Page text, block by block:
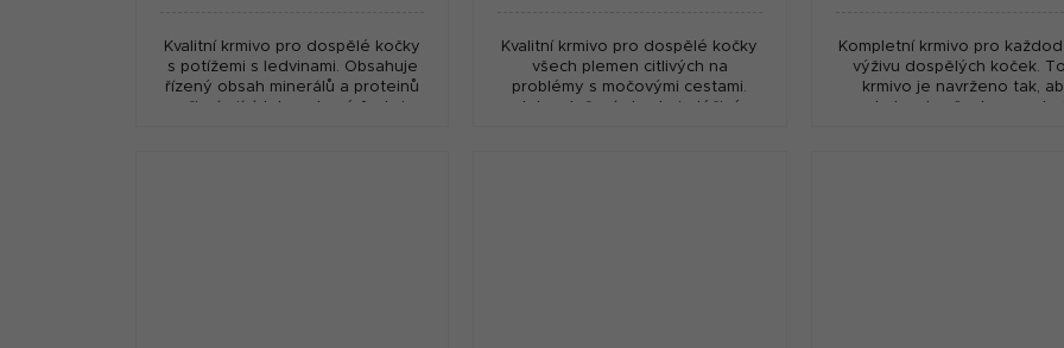
Kvalitní krmivo pro dospělé kočky
s potížemi s ledvinami. Obsahuje
řízený obsah minerálů a proteinů
Kvalitní krmivo pro dospělé kočky
všech plemen citlivých na
problémy s močovými cestami.
Kompletní krmivo pro
výživu dospělých koček.
krmivo je navrženo tak,